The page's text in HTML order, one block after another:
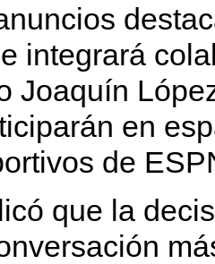
integrará
Joaquín
en
de
que la